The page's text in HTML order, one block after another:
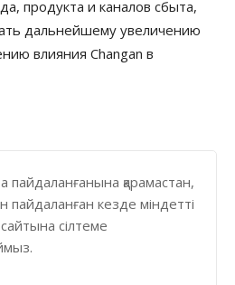
продукта и каналов сбыта,
дальнейшему увеличению
влияния Changan в
пайдаланғанына қарамастан,
кезде міндетті
сілтеме